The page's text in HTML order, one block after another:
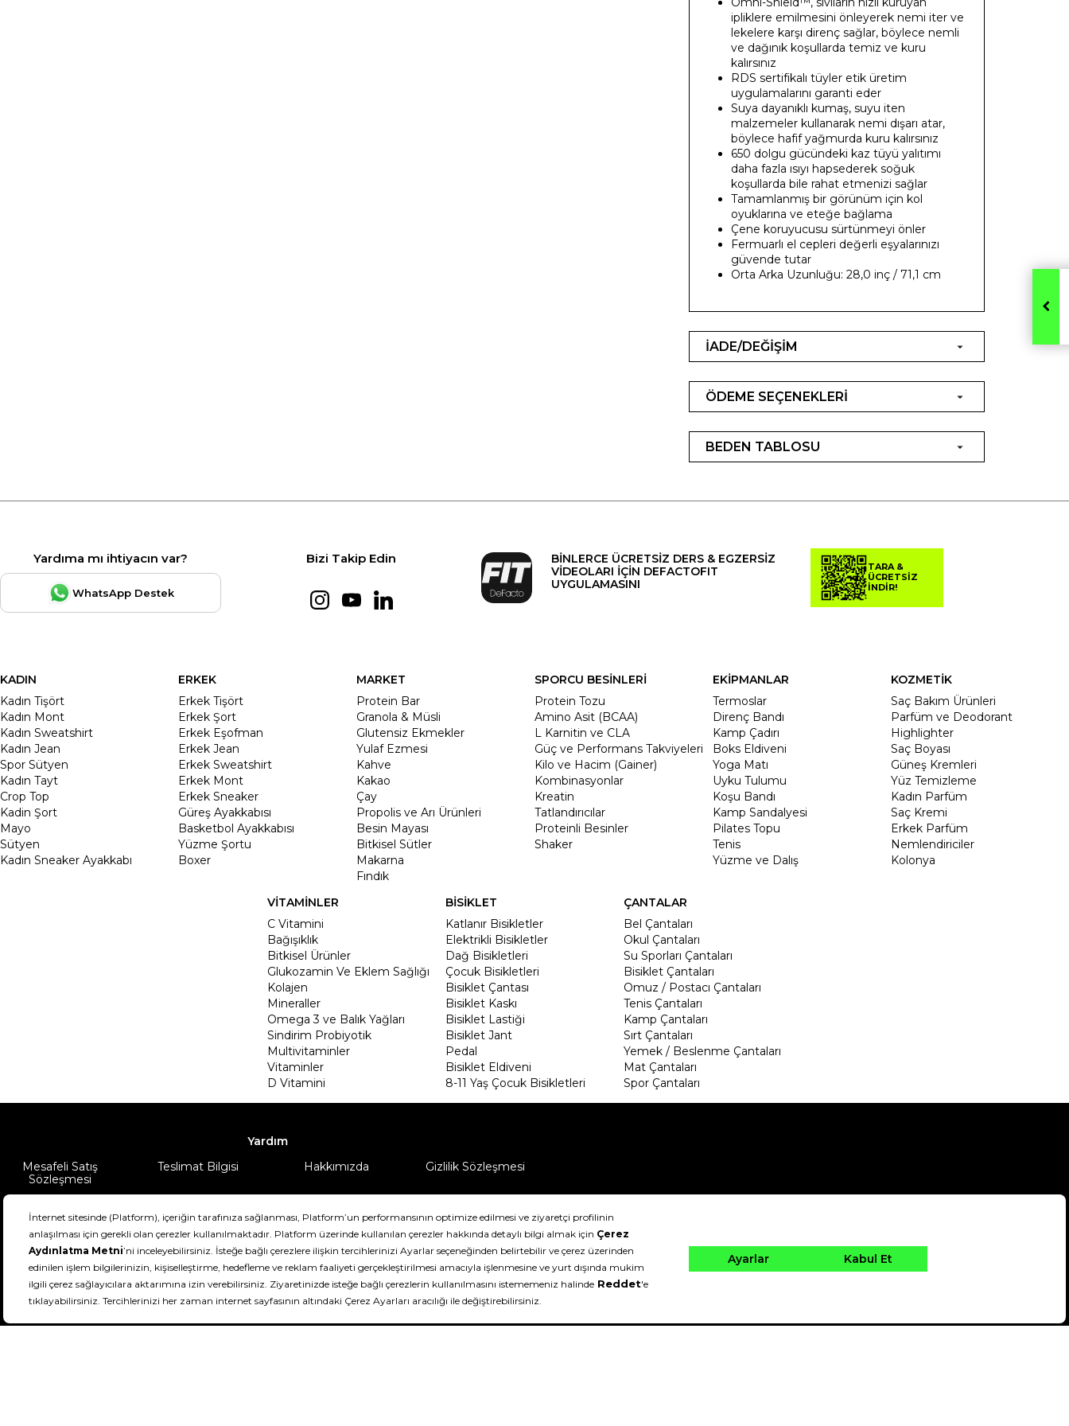
ipliklere emilmesini önleyerek nemi iter ve
lekelere karşı direnç sağlar, böylece nemli
ve dağınık koşullarda temiz ve kuru
kalırsınız
RDS sertifikalı tüyler etik üretim
uygulamalarını garanti eder
Suya dayanıklı kumaş, suyu iten
malzemeler kullanarak nemi dışarı atar,
böylece hafif yağmurda kuru kalırsınız
650 dolgu gücündeki kaz tüyü yalıtımı
daha fazla ısıyı hapsederek soğuk
koşullarda bile rahat etmenizi sağlar
Tamamlanmış bir görünüm için kol
oyuklarına ve eteğe bağlama
Çene koruyucusu sürtünmeyi önler
Fermuarlı el cepleri değerli eşyalarınızı
güvende tutar
Orta Arka Uzunluğu: 28,0 inç / 71,1 cm
İADE/DEĞİŞİM
ÖDEME SEÇENEKLERİ
BEDEN TABLOSU
Yardıma mı ihtiyacın var?
WhatsApp Destek
Bizi Takip Edin
BİNLERCE ÜCRETSİZ DERS & EGZERSİZ
VİDEOLARI İÇİN DEFACTOFIT
UYGULAMASINI
TARA &
ÜCRETSİZ
İNDİR!
KADIN
Kadın Tişört
Kadın Mont
Kadın Sweatshirt
Kadın Jean
Spor Sütyen
Kadın Tayt
Crop Top
Kadin Şort
Mayo
Sütyen
Kadın Sneaker Ayakkabı
ERKEK
Erkek Tişört
Erkek Şort
Erkek Eşofman
Erkek Jean
Erkek Sweatshirt
Erkek Mont
Erkek Sneaker
Güreş Ayakkabısı
Basketbol Ayakkabısı
Yüzme Şortu
Boxer
MARKET
Protein Bar
Granola & Müsli
Glutensiz Ekmekler
Yulaf Ezmesi
Kahve
Kakao
Çay
Propolis ve Arı Ürünleri
Besin Mayası
Bitkisel Sütler
Makarna
Fındık
SPORCU BESİNLERİ
Protein Tozu
Amino Asit (BCAA)
L Karnitin ve CLA
Güç ve Performans Takviyeleri
Kilo ve Hacim (Gainer)
Kombinasyonlar
Kreatin
Tatlandırıcılar
Proteinli Besinler
Shaker
EKİPMANLAR
Termoslar
Direnç Bandı
Kamp Çadırı
Boks Eldiveni
Yoga Matı
Uyku Tulumu
Koşu Bandı
Kamp Sandalyesi
Pilates Topu
Tenis
Yüzme ve Dalış
KOZMETİK
Saç Bakım Ürünleri
Parfüm ve Deodorant
Highlighter
Saç Boyası
Güneş Kremleri
Yüz Temizleme
Kadın Parfüm
Saç Kremi
Erkek Parfüm
Nemlendiriciler
Kolonya
VİTAMİNLER
C Vitamini
Bağışıklık
Bitkisel Ürünler
Glukozamin Ve Eklem Sağlığı
Kolajen
Mineraller
Omega 3 ve Balık Yağları
Sindirim Probiyotik
Multivitaminler
Vitaminler
D Vitamini
BİSİKLET
Katlanır Bisikletler
Elektrikli Bisikletler
Dağ Bisikletleri
Çocuk Bisikletleri
Bisiklet Çantası
Bisiklet Kaskı
Bisiklet Lastiği
Bisiklet Jant
Pedal
Bisiklet Eldiveni
8-11 Yaş Çocuk Bisikletleri
ÇANTALAR
Bel Çantaları
Okul Çantaları
Su Sporları Çantaları
Bisiklet Çantaları
Omuz / Postacı Çantaları
Tenis Çantaları
Kamp Çantaları
Sırt Çantaları
Yemek / Beslenme Çantaları
Mat Çantaları
Spor Çantaları
Yardım
Mesafeli Satış
Sözleşmesi
Teslimat Bilgisi Hakkımızda Gizlilik Sözleşmesi
DeFactoFIT ©️ 2022-2026. Tüm hakları saklıdır.